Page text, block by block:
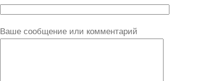
Ваше сообщение или комментарий